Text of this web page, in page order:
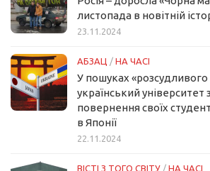
листопада в новітній
23.11.2024
АБЗАЦ / НА ЧАСІ
У пошуках «розсудливого
український університет
повернення своїх
в Японії
22.11.2024
ВІСТІ З ТОГО СВІТУ / НА ЧАСІ